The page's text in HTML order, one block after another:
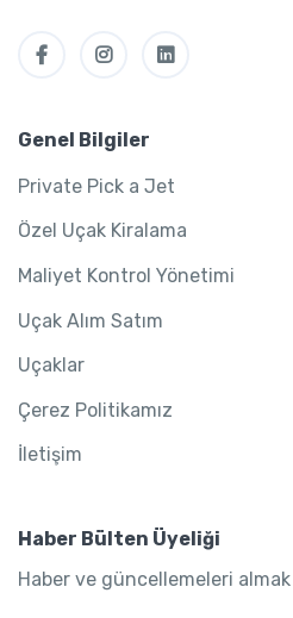
Genel Bilgiler
Private Pick a Jet
Özel Uçak Kiralama
Maliyet Kontrol Yönetimi
Uçak Alım Satım
Uçaklar
Çerez Politikamız
İletişim
Haber Bülten Üyeliği
Haber ve güncellemeleri